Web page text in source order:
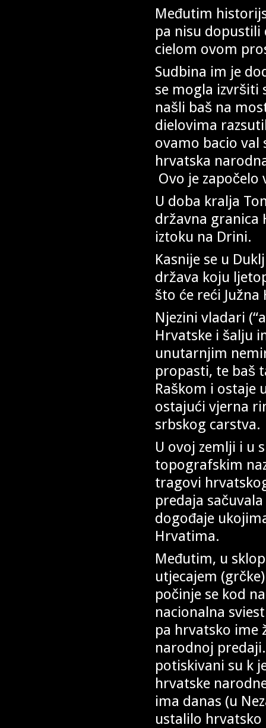
Međutim
pa nisu dopustili
cielom ovom
Sudbina im je
se mogla izvršiti
našli baš na
dielovima
ovamo bacio
hrvatska
Ovo je
U doba kralja
državna granica
iztoku na Drini.
Kasnije se u
država koju
što će reći Južna
Njezini vladari
Hrvatske i šalju
unutarnjim
propasti, te baš
Raškom i ostaje
ostajući vjerna
srbskog carstva.
U ovoj zemlji i u
topografskim
tragovi
predaja
dogođaje
Hrvatima.
Međutim, u
utjecajem
počinje se kod
nacionalna
pa hrvatsko ime
narodnoj
potiskivani su k
hrvatske
ima danas (u
ustalilo hrvatsko